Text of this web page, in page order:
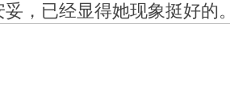
，已经显得她现象挺好的